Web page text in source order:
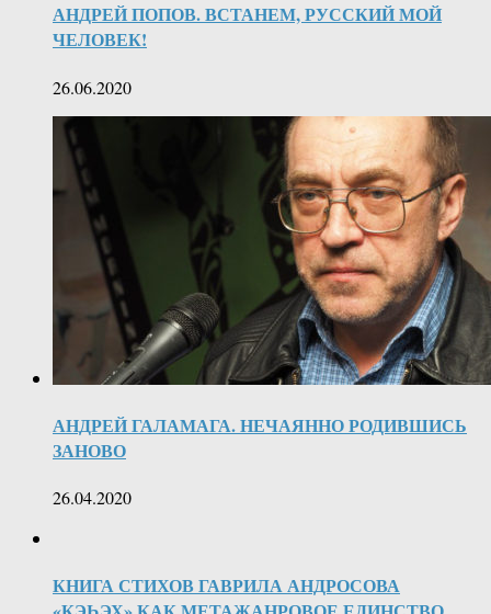
АНДРЕЙ ПОПОВ. ВСТАНЕМ, РУССКИЙ МОЙ
ЧЕЛОВЕК!
26.06.2020
АНДРЕЙ ГАЛАМАГА. НЕЧАЯННО РОДИВШИСЬ
ЗАНОВО
26.04.2020
КНИГА СТИХОВ ГАВРИЛА АНДРОСОВА